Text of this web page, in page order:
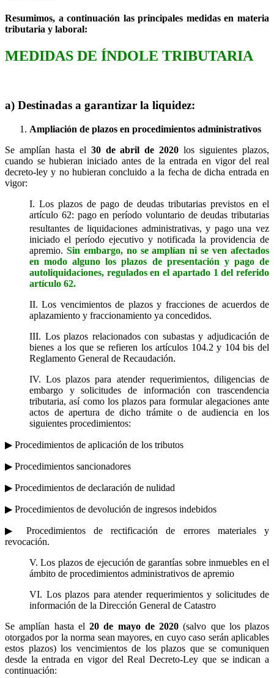
Resumimos, a continuación las principales medidas en materia
tributaria y laboral:
MEDIDAS DE ÍNDOLE TRIBUTARIA
a) Destinadas a garantizar la liquidez:
Ampliación de plazos en procedimientos administrativos
Se amplían hasta el 30 de abril de 2020los siguientes plazos,
cuando se hubieran iniciado antes de la entrada en vigor del real
decreto-ley y no hubieran concluido a la fecha de dicha entrada en
vigor:
I. Los plazos de pago de deudas tributarias previstos en el
artículo 62: pago en período voluntario de deudas tributarias
resultantes de liquidaciones administrativas, y pago una vez
iniciado el período ejecutivo y notificada la providencia de
apremio. Sin embargo, no se amplían ni se ven afectados
en modo alguno los plazos de presentación y pago de
autoliquidaciones, regulados en el apartado 1 del referido
artículo 62.
II. Los vencimientos de plazos y fracciones de acuerdos de
aplazamiento y fraccionamiento ya concedidos.
III. Los plazos relacionados con subastas y adjudicación de
bienes a los que se refieren los artículos 104.2 y 104 bis del
Reglamento General de Recaudación.
IV. Los plazos para atender requerimientos, diligencias de
embargo y solicitudes de información con trascendencia
tributaria, así como los plazos para formular alegaciones ante
actos de apertura de dicho trámite o de audiencia en los
siguientes procedimientos:
▶ Procedimientos de aplicación de los tributos
▶ Procedimientos sancionadores
▶ Procedimientos de declaración de nulidad
▶ Procedimientos de devolución de ingresos indebidos
▶ Procedimientos de rectificación de errores materiales y
revocación.
V. Los plazos de ejecución de garantías sobre inmuebles en el
ámbito de procedimientos administrativos de apremio
VI. Los plazos para atender requerimientos y solicitudes de
información de la Dirección General de Catastro
Se amplían hasta el 20 de mayo de 2020(salvo que los plazos
otorgados por la norma sean mayores, en cuyo caso serán aplicables
estos plazos) los vencimientos de los plazos que se comuniquen
desde la entrada en vigor del Real Decreto-Ley que se indican a
continuación: